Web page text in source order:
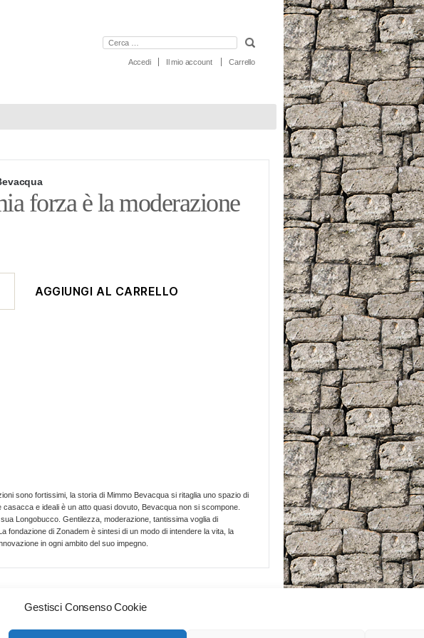
Gestisci Consenso Cookie
Cerca:
Accedi Il mio account Carrello
forza è la moderazione
AGGIUNGI AL CARRELLO
sono fortissimi, la storia di Mimmo Bevacqua si ritaglia uno spazio di
e ideali è un atto quasi dovuto, Bevacqua non si scompone.
Longobucco. Gentilezza, moderazione, tantissima voglia di
di Zonadem è sintesi di un modo di intendere la vita, la
in ogni ambito del suo impegno.
Contattaci